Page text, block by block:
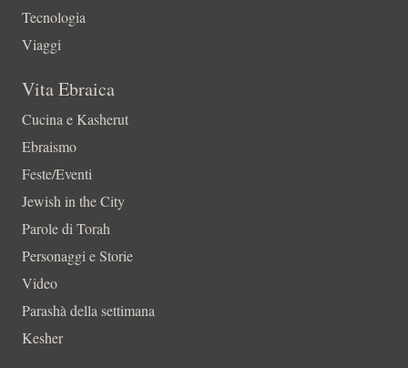
Tecnologia
Viaggi
Vita Ebraica
Cucina e Kasherut
Ebraismo
Feste/Eventi
Jewish in the City
Parole di Torah
Personaggi e Storie
Video
Parashà della settimana
Kesher